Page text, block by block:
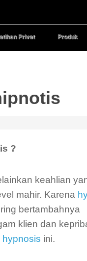
Privat Produk
?
keahlian
mahir. Karena
bertambahnya
klien dan
hypnosis ini.